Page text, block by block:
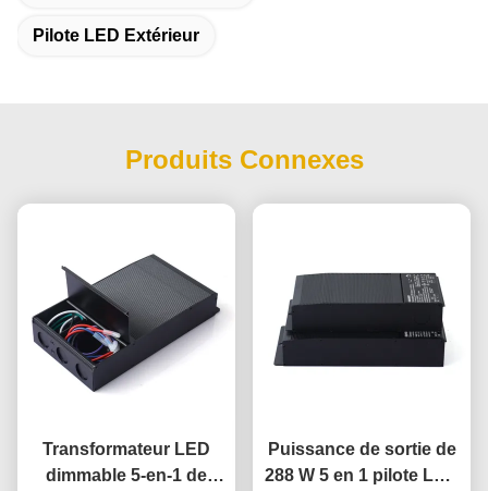
Pilote LED Extérieur
Produits Connexes
Transformateur LED
dimmable 5-en-1 de
Puissance de sortie de
288 W 5 en 1 pilote LED